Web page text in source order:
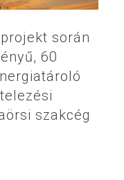
során
60
szakcég